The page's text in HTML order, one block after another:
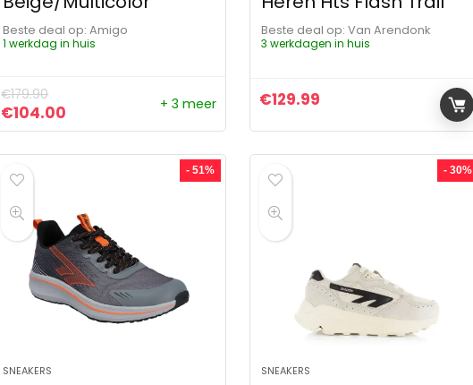
Beste deal op:
Amigo
1 werkdag in huis
€179.90
Oorspronkelijke prijs was: €179.90.
€104.00 Huidige prijs is: €104.00.
+ 3 meer
Beste deal op:
Van Arendonk
3 werkdagen in huis
€129.99
- 51%
SNEAKERS
- 30%
SNEAKERS